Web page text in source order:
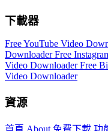
下載器
Free YouTube Video
DownloaderFree
Video DownloaderFree
Video Downloader
資源
首頁 About 免費下載 功